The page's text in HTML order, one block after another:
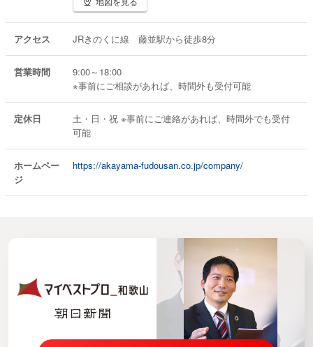
アクセス JRきのくに線 藤並駅から徒歩8分
営業時間
9:00～18:00
※事前にご相談があれば、時間外も受付可能
定休日
土・日・祝 ※事前にご連絡があれば、時間外でも受付
可能
ホームペー
ジ
https://akayama-fudousan.co.jp/company/